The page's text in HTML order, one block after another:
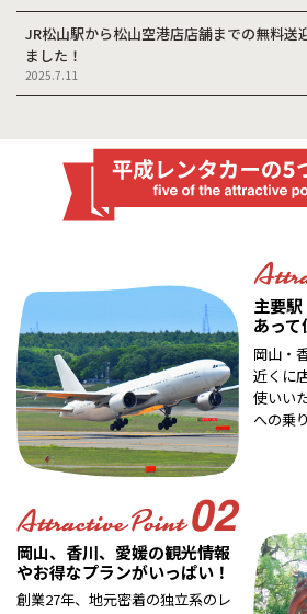
JR松山駅から松山空港店店舗までの無料送
ました！
2025.7.11
主要
あって
岡山・
近くに
使いい
への乗
岡山、香川、愛媛の観光情報
やお得なプランがいっぱい！
創業27年、地元密着の独立系のレ